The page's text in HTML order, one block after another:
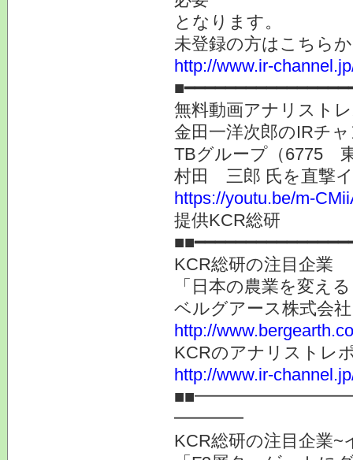
となります。
未登録の方はこちら
http://www.ir-
無料動画アナリスト
金田一洋次郎のIRチ
TBグループ（6775
村田 三郎 氏を直撃
https://youtu.be/m-
提供KCR総研
KCR総研の注目企業
「日本の農業を変え
ベルグアース株式会
http://
KCRのアナリストレ
http://www.ir-
━━━━
KCR総研の注目企業~